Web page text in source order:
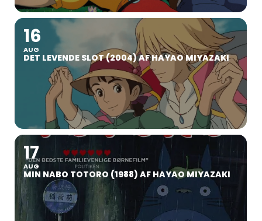
16
AUG
DET LEVENDE SLOT (2004) AF HAYAO MIYAZAKI
17
AUG
MIN NABO TOTORO (1988) AF HAYAO MIYAZAKI